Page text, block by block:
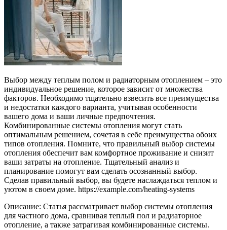
Выбор между теплым полом и радиаторным отоплением – это
индивидуальное решение, которое зависит от множества
факторов. Необходимо тщательно взвесить все преимущества
и недостатки каждого варианта, учитывая особенности
вашего дома и ваши личные предпочтения.
Комбинированные системы отопления могут стать
оптимальным решением, сочетая в себе преимущества обоих
типов отопления. Помните, что правильный выбор системы
отопления обеспечит вам комфортное проживание и снизит
ваши затраты на отопление. Тщательный анализ и
планирование помогут вам сделать осознанный выбор.
Сделав правильный выбор, вы будете наслаждаться теплом и
уютом в своем доме. https://example.com/heating-systems
Описание: Статья рассматривает выбор системы отопления
для частного дома, сравнивая теплый пол и радиаторное
отопление, а также затрагивая комбинированные системы.